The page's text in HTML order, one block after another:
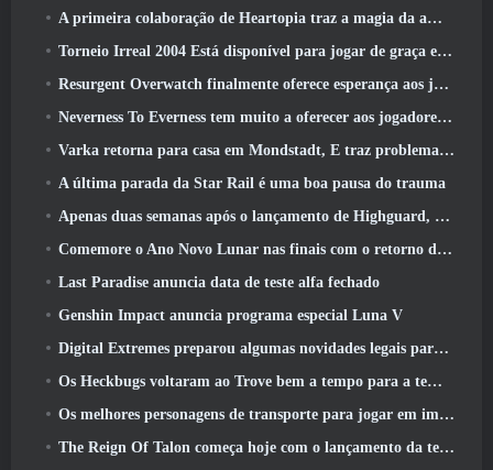
A primeira colaboração de Heartopia traz a magia da amizade de My Little Pony
Torneio Irreal 2004 Está disponível para jogar de graça e a Epic não processará ninguém por isso
Resurgent Overwatch finalmente oferece esperança aos jogadores
Neverness To Everness tem muito a oferecer aos jogadores, Particularmente divertido
Varka retorna para casa em Mondstadt, E traz problemas com ele na atualização Luna V do Genshin Impact
A última parada da Star Rail é uma boa pausa do trauma
Apenas duas semanas após o lançamento de Highguard, Wildlight Entertainment anuncia demissões
Comemore o Ano Novo Lunar nas finais com o retorno do ‘Modo Bank It’
Last Paradise anuncia data de teste alfa fechado
Genshin Impact anuncia programa especial Luna V
Digital Extremes preparou algumas novidades legais para comemorar o ano novo lunar no Warframe
Os Heckbugs voltaram ao Trove bem a tempo para a temporada do amor
Os melhores personagens de transporte para jogar em impasse
The Reign Of Talon começa hoje com o lançamento da temporada Overwatch 1: Conquista